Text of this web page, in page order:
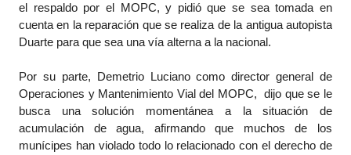
el respaldo por el MOPC, y pidió que se sea tomada en
cuenta en la reparación que se realiza de la antigua autopista
Duarte para que sea una vía alterna a la nacional.
Por su parte, Demetrio Luciano como director general de
Operaciones y Mantenimiento Vial del MOPC, dijo que se le
busca una solución momentánea a la situación de
acumulación de agua, afirmando que muchos de los
munícipes han violado todo lo relacionado con el derecho de